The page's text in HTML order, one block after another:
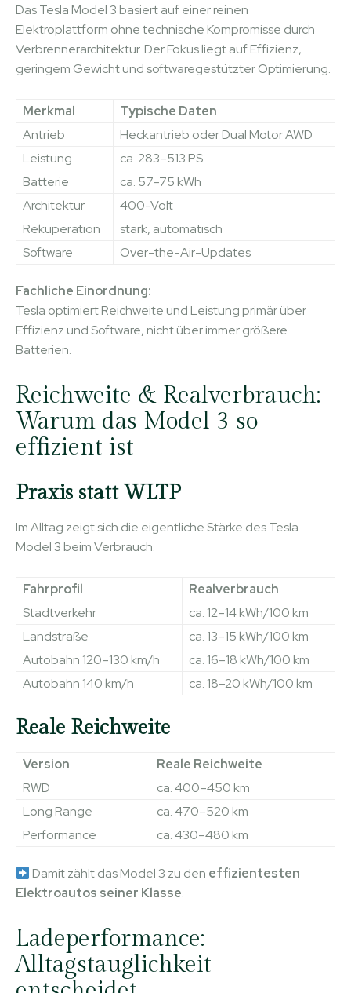
Das Tesla Model 3 basiert auf einer reinen
Elektroplattform ohne technische Kompromisse durch
Verbrennerarchitektur. Der Fokus liegt auf Effizienz,
geringem Gewicht und softwaregestützter Optimierung.
Merkmal
Typische Daten
Antrieb
Heckantrieb oder Dual Motor AWD
Leistung
ca. 283–513 PS
Batterie
ca. 57–75 kWh
Architektur
400-Volt
Rekuperation
stark, automatisch
Software
Over-the-Air-Updates
Fachliche Einordnung:
Tesla optimiert Reichweite und Leistung primär über
Effizienz und Software, nicht über immer größere
Batterien.
Reichweite & Realverbrauch:
Warum das Model 3 so
effizient ist
Praxis statt WLTP
Im Alltag zeigt sich die eigentliche Stärke des Tesla
Model 3 beim Verbrauch.
Fahrprofil
Realverbrauch
Stadtverkehr
ca. 12–14 kWh/100 km
Landstraße
ca. 13–15 kWh/100 km
Autobahn 120–130 km/h
ca. 16–18 kWh/100 km
Autobahn 140 km/h
ca. 18–20 kWh/100 km
Reale Reichweite
Version
Reale Reichweite
RWD
ca. 400–450 km
Long Range
ca. 470–520 km
Performance
ca. 430–480 km
Damit zählt das Model 3 zu den effizientesten
Elektroautos seiner Klasse.
Ladeperformance:
Alltagstauglichkeit